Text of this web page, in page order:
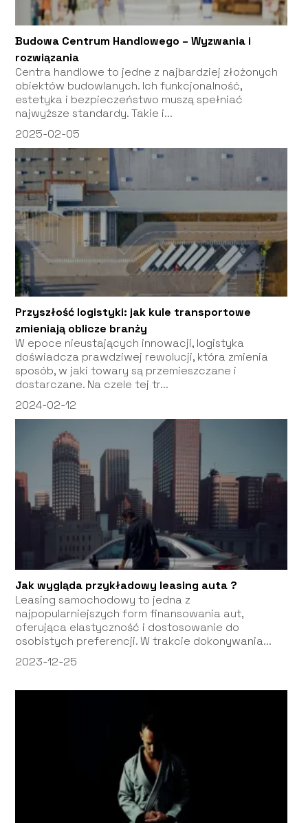
Budowa Centrum Handlowego – Wyzwania i
rozwiązania
Centra handlowe to jedne z najbardziej złożonych
obiektów budowlanych. Ich funkcjonalność,
estetyka i bezpieczeństwo muszą spełniać
najwyższe standardy. Takie i...
2025-02-05
Przyszłość logistyki: jak kule transportowe
zmieniają oblicze branży
W epoce nieustających innowacji, logistyka
doświadcza prawdziwej rewolucji, która zmienia
sposób, w jaki towary są przemieszczane i
dostarczane. Na czele tej tr...
2024-02-12
Jak wygląda przykładowy leasing auta ?
Leasing samochodowy to jedna z
najpopularniejszych form finansowania aut,
oferująca elastyczność i dostosowanie do
osobistych preferencji. W trakcie dokonywania...
2023-12-25